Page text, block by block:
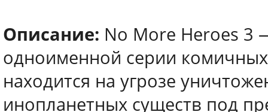
Описание: No More Heroes 3
одноименной серии
находится на угрозе
инопланетных существ под